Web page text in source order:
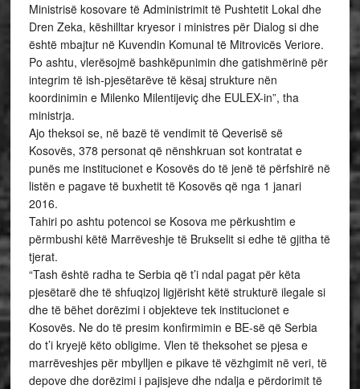
Ministrisë kosovare të Administrimit të Pushtetit Lokal dhe
Dren Zeka, këshilltar kryesor i ministres për Dialog si dhe
është mbajtur në Kuvendin Komunal të Mitrovicës Veriore.
Po ashtu, vlerësojmë bashkëpunimin dhe gatishmërinë për
integrim të ish-pjesëtarëve të kësaj strukture nën
koordinimin e Milenko Milentijeviç dhe EULEX-in”, tha
ministrja.
Ajo theksoi se, në bazë të vendimit të Qeverisë së
Kosovës, 378 personat që nënshkruan sot kontratat e
punës me institucionet e Kosovës do të jenë të përfshirë në
listën e pagave të buxhetit të Kosovës që nga 1 janari
2016.
Tahiri po ashtu potencoi se Kosova me përkushtim e
përmbushi këtë Marrëveshje të Brukselit si edhe të gjitha të
tjerat.
“Tash është radha te Serbia që t’i ndal pagat për këta
pjesëtarë dhe të shfuqizoj ligjërisht këtë strukturë ilegale si
dhe të bëhet dorëzimi i objekteve tek institucionet e
Kosovës. Ne do të presim konfirmimin e BE-së që Serbia
do t’i kryejë këto obligime. Vlen të theksohet se pjesa e
marrëveshjes për mbylljen e pikave të vëzhgimit në veri, të
depove dhe dorëzimi i pajisjeve dhe ndalja e përdorimit të